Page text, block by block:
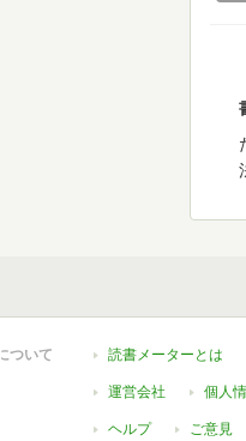
ついて 読書メーターとは
運営会社 個人
ヘルプ ご意見